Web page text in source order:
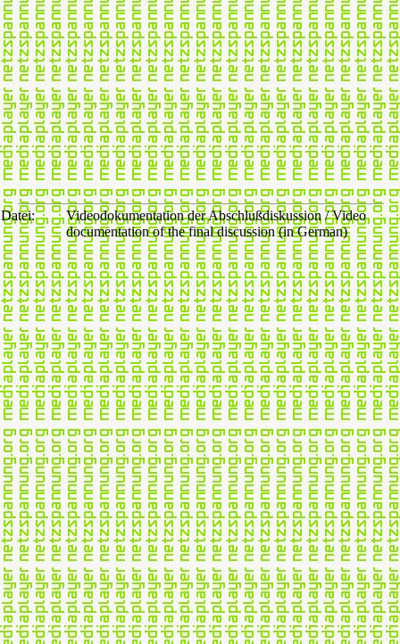
Datei:
Videodokumentation der Abschlußdiskussion / Video
documentation of the final discussion (in German)